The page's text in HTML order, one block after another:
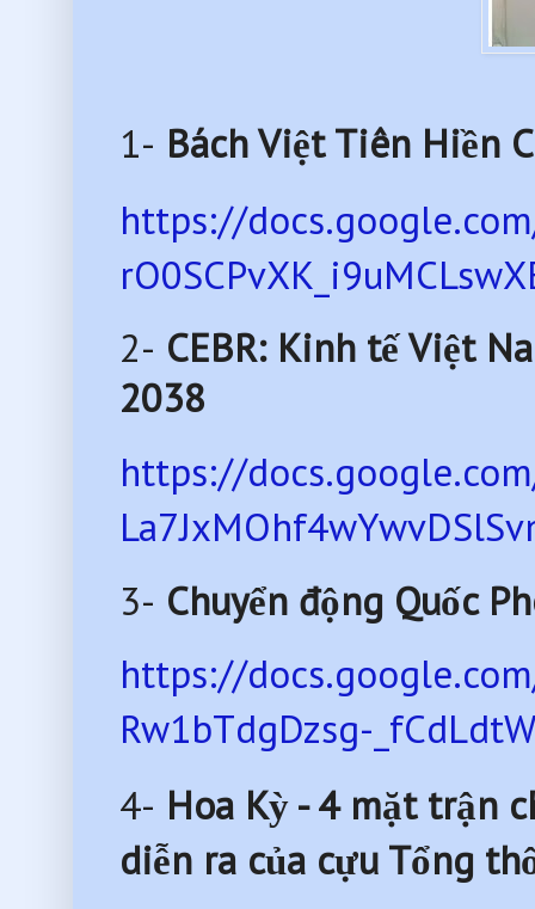
1- Bách Việt Tiên Hiền
https://
2- CEBR: Kinh tế Việt
2038
https://
3- Chuyển động Quốc
https://
Rw1bTdgDzsg-
4- Hoa Kỳ - 4 mặt trận
diễn ra của cựu Tổng